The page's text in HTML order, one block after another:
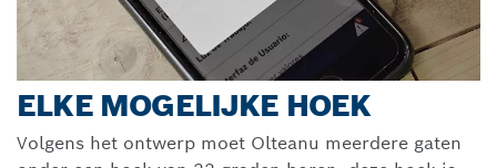
ELKE MOGELIJKE HOEK
Volgens het ontwerp moet Olteanu meerdere gaten